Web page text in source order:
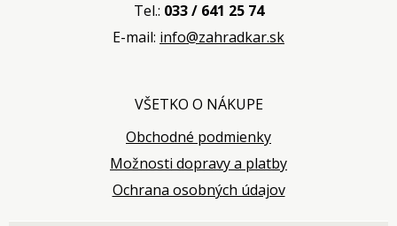
Tel.: 033 / 641 25 74
E-mail: info@zahradkar.sk
VŠETKO O NÁKUPE
Obchodné podmienky
Možnosti dopravy a platby
Ochrana osobných údajov